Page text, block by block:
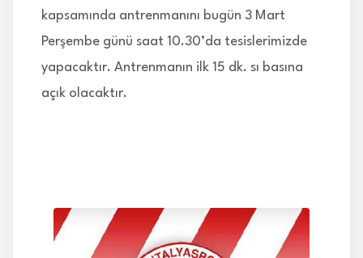
kapsamında antrenmanını bugün 3 Mart
Perşembe günü saat 10.30’da tesislerimizde
yapacaktır. Antrenmanın ilk 15 dk. sı basına
açık olacaktır.